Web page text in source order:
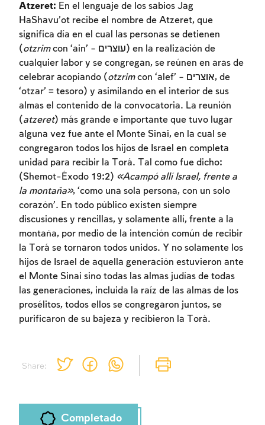
Share:
Atzeret: En el lenguaje de los sabios Jag
HaShavu’ot recibe el nombre de Atzeret, que
significa día en el cual las personas se detienen
(otzrimcon ‘ain’ – עוצרים) en la realización de
cualquier labor y se congregan, se reúnen en aras de
celebrar acopiando (otzrimcon ‘alef’ – אוצרים, de
‘otzar’ = tesoro) y asimilando en el interior de sus
almas el contenido de la convocatoria. La reunión
(atzeret) más grande e importante que tuvo lugar
alguna vez fue ante el Monte Sinai, en la cual se
congregaron todos los hijos de Israel en completa
unidad para recibir la Torá. Tal como fue dicho:
(Shemot-Éxodo 19:2) «Acampó allí Israel, frente a
la montaña», ‘como una sola persona, con un solo
corazón’. En todo público existen siempre
discusiones y rencillas, y solamente allí, frente a la
montaña, por medio de la intención común de recibir
la Torá se tornaron todos unidos. Y no solamente los
hijos de Israel de aquella generación estuvieron ante
el Monte Sinai sino todas las almas judías de todas
las generaciones, incluida la raíz de las almas de los
prosélitos, todos ellos se congregaron juntos, se
purificaron de su bajeza y recibieron la Torá.
Completado